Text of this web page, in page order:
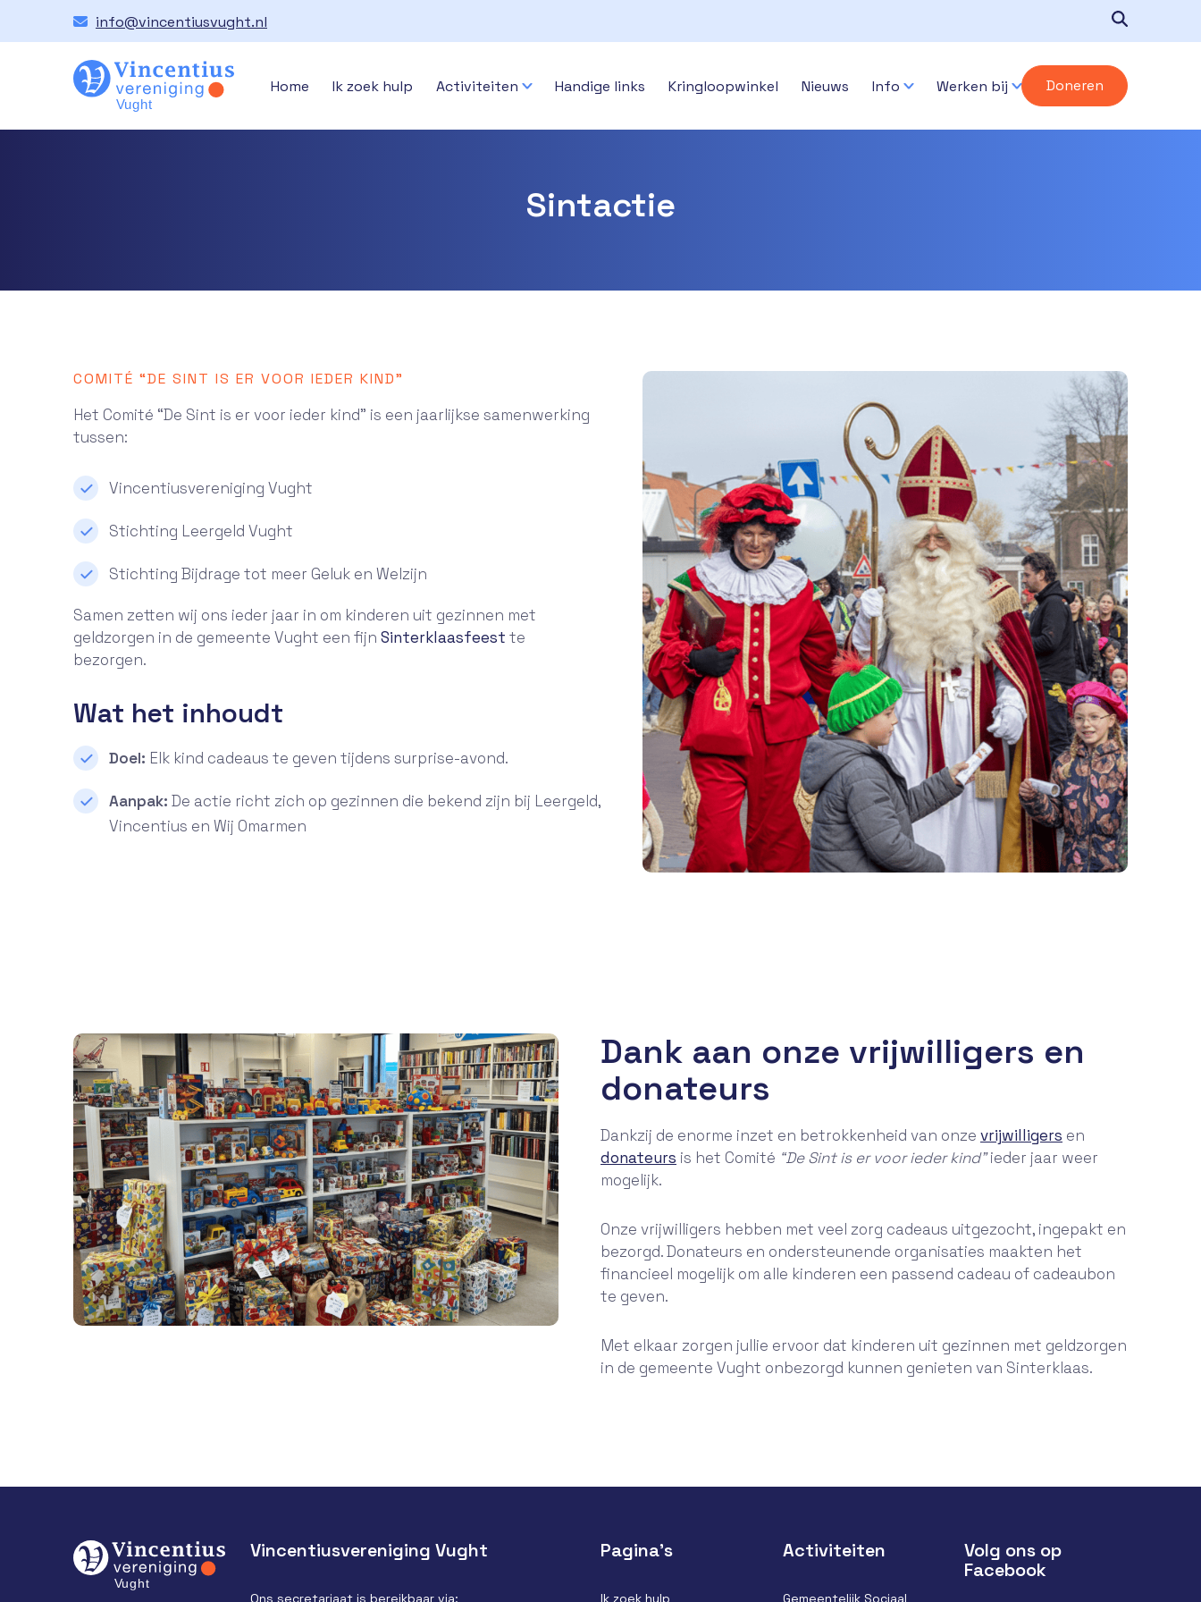
info@vincentiusvught.nl
Home Ik zoek hulp Activiteiten Handige links Kringloopwinkel Nieuws Info Werken bij Doneren
Sintactie
COMITÉ “DE SINT IS ER VOOR IEDER KIND”
Het Comité “De Sint is er voor ieder kind” is een jaarlijkse samenwerking
tussen:
Vincentiusvereniging Vught
Stichting Leergeld Vught
Stichting Bijdrage tot meer Geluk en Welzijn
Samen zetten wij ons ieder jaar in om kinderen uit gezinnen met
geldzorgen in de gemeente Vught een fijn Sinterklaasfeest te
bezorgen.
Wat het inhoudt
Doel: Elk kind cadeaus te geven tijdens surprise-avond.
Aanpak: De actie richt zich op gezinnen die bekend zijn bij Leergeld,
Vincentius en Wij Omarmen
Dank aan onze vrijwilligers en
donateurs
Dankzij de enorme inzet en betrokkenheid van onze vrijwilligers en
donateurs is het Comité “De Sint is er voor ieder kind”ieder jaar weer
mogelijk.
Onze vrijwilligers hebben met veel zorg cadeaus uitgezocht, ingepakt en
bezorgd. Donateurs en ondersteunende organisaties maakten het
financieel mogelijk om alle kinderen een passend cadeau of cadeaubon
te geven.
Met elkaar zorgen jullie ervoor dat kinderen uit gezinnen met geldzorgen
in de gemeente Vught onbezorgd kunnen genieten van Sinterklaas.
Vincentiusvereniging Vught
Ons secretariaat is bereikbaar via:
Pagina’s
Ik zoek hulp
Activiteiten
Gemeentelijk Sociaal
Volg ons op
Facebook